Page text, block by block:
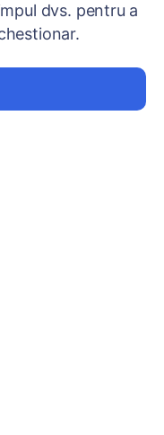
dvs. pentru a